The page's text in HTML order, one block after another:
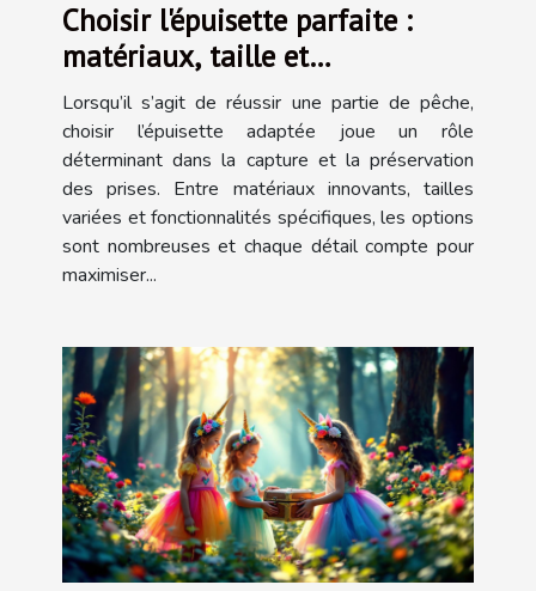
Choisir l'épuisette parfaite :
matériaux, taille et
fonctionnalité
Lorsqu’il s’agit de réussir une partie de pêche,
choisir l’épuisette adaptée joue un rôle
déterminant dans la capture et la préservation
des prises. Entre matériaux innovants, tailles
variées et fonctionnalités spécifiques, les options
sont nombreuses et chaque détail compte pour
maximiser...